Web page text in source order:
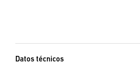
Datos técnicos